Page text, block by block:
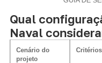
Qual
Naval
Cenário do
projeto